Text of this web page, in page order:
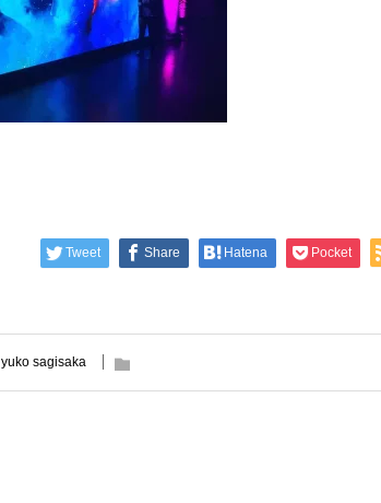
Tweet Share Hatena Pocket
yuko sagisaka